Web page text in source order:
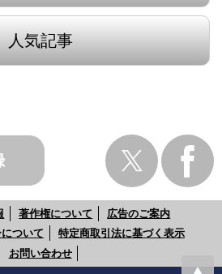
人気記事
著作権について
広告のご案内
ついて
特定商取引法に基づく表示
お問い合わせ